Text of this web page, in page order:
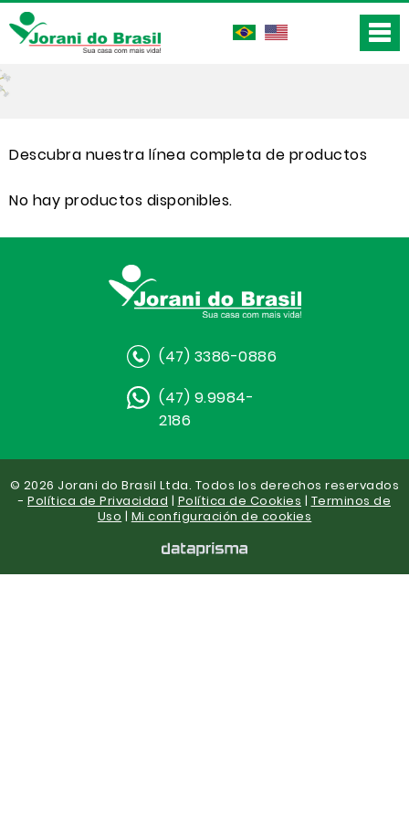
Descubra nuestra línea completa de productos
No hay productos disponibles.
(47) 3386-0886
(47) 9.9984-
2186
© 2026 Jorani do Brasil Ltda. Todos los derechos reservados
- Política de Privacidad | Política de Cookies | Terminos de
Uso | Mi configuración de cookies